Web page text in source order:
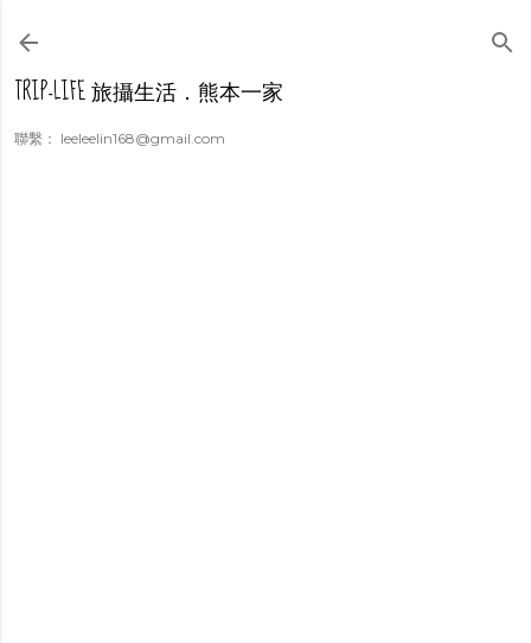
TRIP-LIFE 旅攝生活．熊本一家
聯繫： leeleelin168@gmail.com